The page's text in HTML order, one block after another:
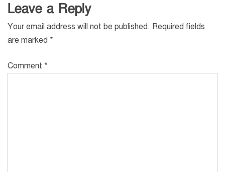
Leave a Reply
Your email address will not be published. Required fields
are marked *
Comment *